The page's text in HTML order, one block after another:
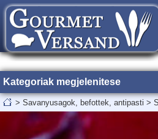
Kategoriak megjelenitese
> Savanyusagok, befottek, antipasti >